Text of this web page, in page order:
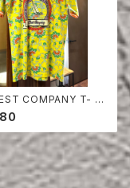
COMPANY T- S